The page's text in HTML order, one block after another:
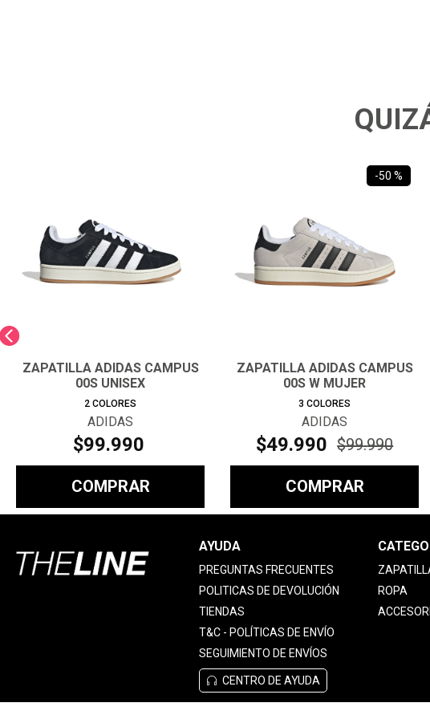
ZAPATILLA ADIDAS CAMPUS
00S UNISEX
2 COLORES
ADIDAS
$99.990
COMPRAR
-50 %
ZAPATILLA ADIDAS CAMPUS
00S W MUJER
3 COLORES
ADIDAS
$49.990 $99.990
COMPRAR
AYUDA
PREGUNTAS FRECUENTES
POLITICAS DE DEVOLUCIÓN
TIENDAS
T&C - POLÍTICAS DE ENVÍO
SEGUIMIENTO DE ENVÍOS
CENTRO DE AYUDA
ROPA